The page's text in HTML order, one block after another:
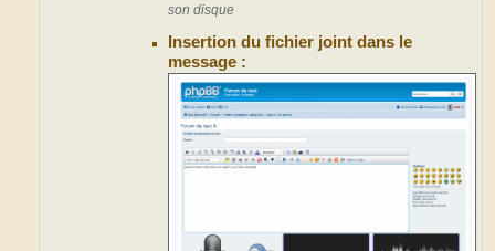
son disque
Insertion du fichier joint dans le
message :